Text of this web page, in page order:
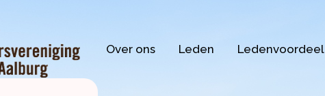
Over ons Leden Ledenvoordeel